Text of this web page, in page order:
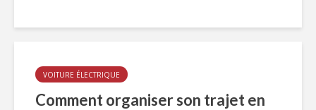
VOITURE ÉLECTRIQUE
Comment organiser son trajet en